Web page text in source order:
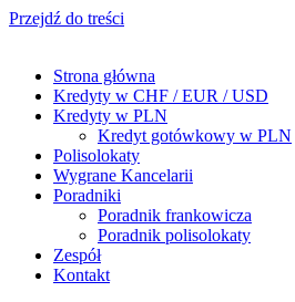
Przejdź do treści
Strona główna
Kredyty w CHF / EUR / USD
Kredyty w PLN
Kredyt gotówkowy w PLN
Polisolokaty
Wygrane Kancelarii
Poradniki
Poradnik frankowicza
Poradnik polisolokaty
Zespół
Kontakt